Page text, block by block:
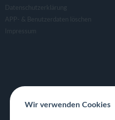
Datenschutzerklärung
APP- & Benutzerdaten löschen
Impressum
Wir verwenden Cookies